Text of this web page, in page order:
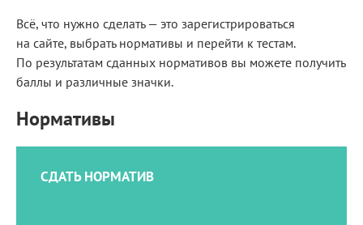
Всё, что нужно сделать — это зарегистрироваться
на сайте, выбрать нормативы и перейти к тестам.
По результатам сданных нормативов вы можете получить
баллы и различные значки.
Нормативы
СДАТЬ НОРМАТИВ